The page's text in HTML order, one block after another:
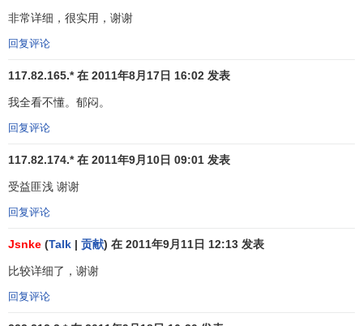
跌，这就是移动平均线的助跌作用。（见上图）
7、移动平均线由上升转为下降出现最高点，和由下降转
（二）、
非常详细，很实用，谢谢
回复评论
117.82.165.* 在 2011年8月17日 16:02 发表
我全看不懂。郁闷。
回复评论
117.82.174.* 在 2011年9月10日 09:01 发表
受益匪浅 谢谢
回复评论
Jsnke (Talk | 贡献) 在 2011年9月11日 12:13 发表
比较详细了，谢谢
回复评论